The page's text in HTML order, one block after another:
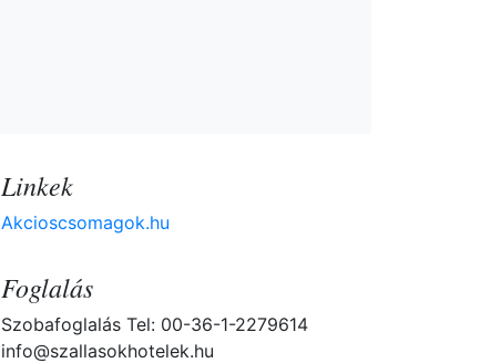
Linkek
Akcioscsomagok.hu
Foglalás
Szobafoglalás Tel: 00-36-1-2279614
info@szallasokhotelek.hu